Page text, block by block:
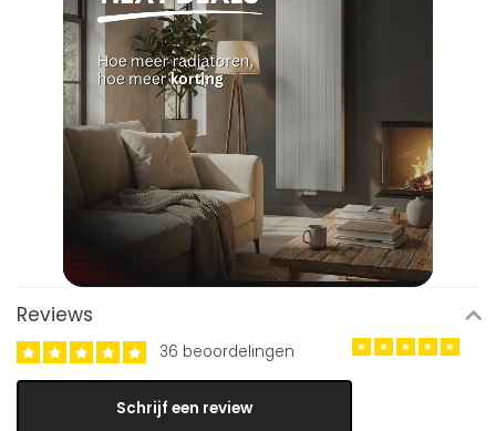
Reviews
36 beoordelingen
Schrijf een review